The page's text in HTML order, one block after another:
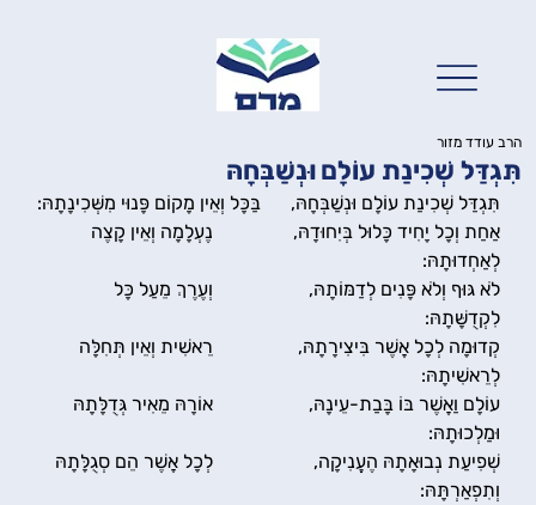
תִּגְדַּל שְׁכִינַת עוֹלָם וּנְשַׁבְּחָהּ
הרב עודד מזור
תִּגְדַּל שְׁכִינַת עוֹלָם וּנְשַׁבְּחָהּ, 	בַּכָּל וְאֵין מָקוֹם פָּנוּי מִשְּׁכִינָתָהּ:
אַחַת וְכָל יָחִיד כָּלוּל בְּיִחוּדָהּ, 		נֶעְלָמָה וְאֵין קָצֶה
לְאַחְדוּתָהּ:
לֹא גּוּף וְלֹא פָּנִים לְדַמּוֹתָהּ, 		וְעֶרֶךְ מֵעַל כָּל
לִקְדֻשָּׁתָהּ:
קְדוּמָה לְכָל אֲשֶׁר בִּיצִירָתָהּ, 		רֵאשִׁית וְאֵין תְּחִלָּה
לְרֵאשִׁיתָהּ:
עוֹלָם וַאֲשֶׁר בּוֹ בָּבַת-עֵינָהּ, 		אוֹרָהּ מֵאִיר גְּדֻלָּתָהּ
וּמַלְכוּתָהּ:
שְׁפִיעַת נְבוּאָתָהּ הֶעֱנִיקָה, 		לְכָל אֲשֶׁר הֵם סְגֻלָּתָהּ
וְתִפְאַרְתָּהּ: